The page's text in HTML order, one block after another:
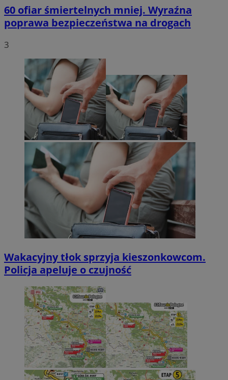
60 ofiar śmiertelnych mniej. Wyraźna
poprawa bezpieczeństwa na drogach
3
Wakacyjny tłok sprzyja kieszonkowcom.
Policja apeluje o czujność